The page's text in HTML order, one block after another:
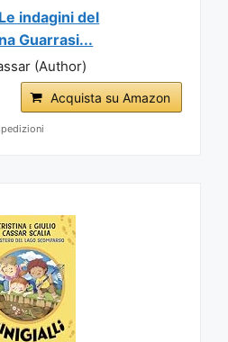
indagini del
Guarrasi...
(Author)
Acquista su Amazon